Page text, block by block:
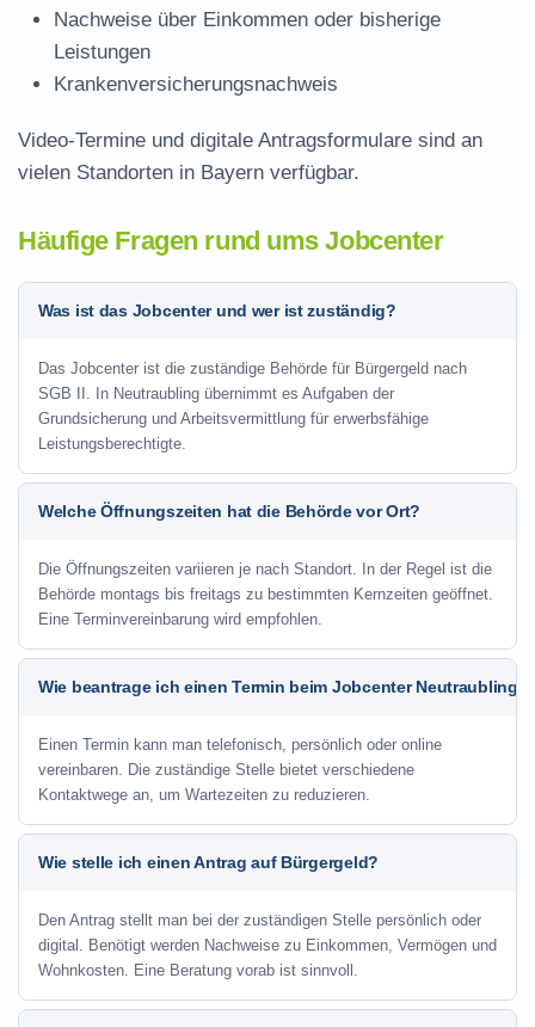
Nachweise über Einkommen oder bisherige
Leistungen
Krankenversicherungsnachweis
Video-Termine und digitale Antragsformulare sind an
vielen Standorten in Bayern verfügbar.
Häufige Fragen rund ums Jobcenter
Was ist das Jobcenter und wer ist zuständig?
Das Jobcenter ist die zuständige Behörde für Bürgergeld nach
SGB II. In Neutraubling übernimmt es Aufgaben der
Grundsicherung und Arbeitsvermittlung für erwerbsfähige
Leistungsberechtigte.
Welche Öffnungszeiten hat die Behörde vor Ort?
Die Öffnungszeiten variieren je nach Standort. In der Regel ist die
Behörde montags bis freitags zu bestimmten Kernzeiten geöffnet.
Eine Terminvereinbarung wird empfohlen.
Wie beantrage ich einen Termin beim Jobcenter Neutraubling?
Einen Termin kann man telefonisch, persönlich oder online
vereinbaren. Die zuständige Stelle bietet verschiedene
Kontaktwege an, um Wartezeiten zu reduzieren.
Wie stelle ich einen Antrag auf Bürgergeld?
Den Antrag stellt man bei der zuständigen Stelle persönlich oder
digital. Benötigt werden Nachweise zu Einkommen, Vermögen und
Wohnkosten. Eine Beratung vorab ist sinnvoll.